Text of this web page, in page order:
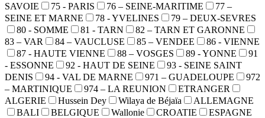
SAVOIE
75 - PARIS 76 – SEINE-MARITIME
77 –
SEINE ET MARNE
78 - YVELINES
79 – DEUX-SEVRES
80 - SOMME
81 - TARN
82 – TARN ET GARONNE
83 – VAR
84 – VAUCLUSE 85 – VENDEE
86 - VIENNE
87 - HAUTE VIENNE
88 – VOSGES 89 - YONNE
91
- ESSONNE
92 - HAUT DE SEINE
93 - SEINE SAINT
DENIS
94 - VAL DE MARNE 971 – GUADELOUPE
972
– MARTINIQUE
974 – LA REUNION
ETRANGER
ALGERIE
Hussein Dey Wilaya de Béjaïa
ALLEMAGNE
BALI
BELGIQUE Wallonie CROATIE
ESPAGNE